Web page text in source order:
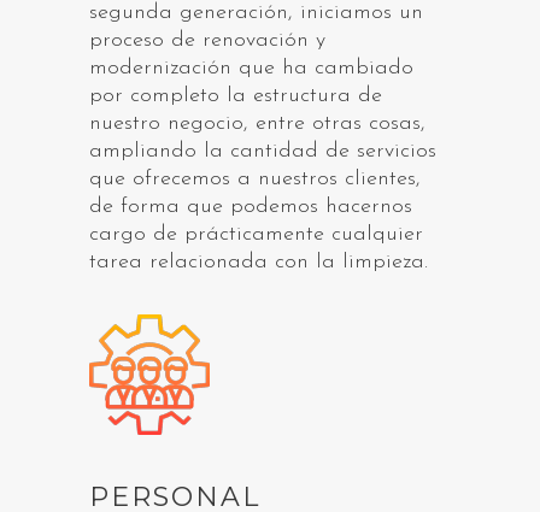
segunda generación, iniciamos un
proceso de renovación y
modernización que ha cambiado
por completo la estructura de
nuestro negocio, entre otras cosas,
ampliando la cantidad de servicios
que ofrecemos a nuestros clientes,
de forma que podemos hacernos
cargo de prácticamente cualquier
tarea relacionada con la limpieza.
PERSONAL